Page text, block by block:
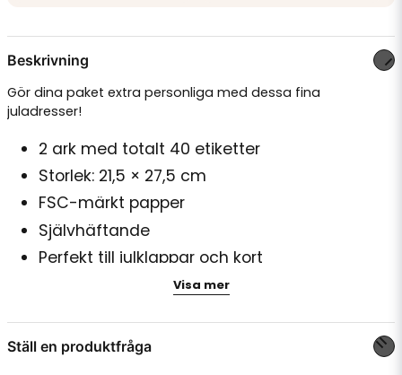
Beskrivning
Gör dina paket extra personliga med dessa fina
juladresser!
2 ark med totalt 40 etiketter
Storlek: 21,5 × 27,5 cm
FSC-märkt papper
Självhäftande
Perfekt till julklappar och kort
En charmig detalj till varje julpaket.
Visa mer
Ställ en produktfråga